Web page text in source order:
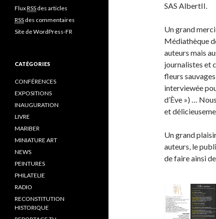
SAS AlbertII.
Un grand
Médiathèque
auteurs mais
journalistes et
fleurs
interviewée
d’Ève ») …
et
Un grand
auteurs, le
de faire ainsi
FluxRSS des articles
RSS des commentaires
Site de WordPress-FR
CATÉGORIES
CONFÉRENCES
EXPOSITIONS
INAUGURATION
LIVRE
MARIBER
MINIATURE ART
NEWS
PEINTURES
PHILATELIE
RADIO
RECONSTITUTION
HISTORIQUE